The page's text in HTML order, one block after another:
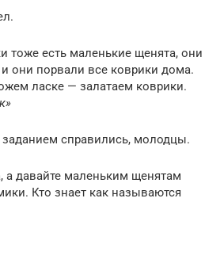
тоже есть маленькие щенята, они
и они порвали все коврики дома.
ласке — залатаем коврики.
заданием справились, молодцы.
а давайте маленьким щенятам
Кто знает как называются